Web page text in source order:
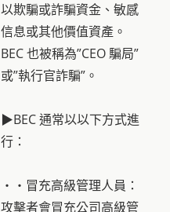
以欺騙或詐騙資金、敏感
信息或其他價值資產。
BEC 也被稱為”CEO 騙局”
或”執行官詐騙”。
▶BEC 通常以以下方式進
行：
・・冒充高級管理人員：
攻擊者會冒充公司高級管